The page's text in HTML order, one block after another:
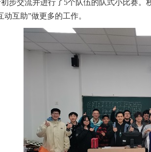
步交流并进行了5个队伍的队式小比赛。
动互助”做更多的工作。